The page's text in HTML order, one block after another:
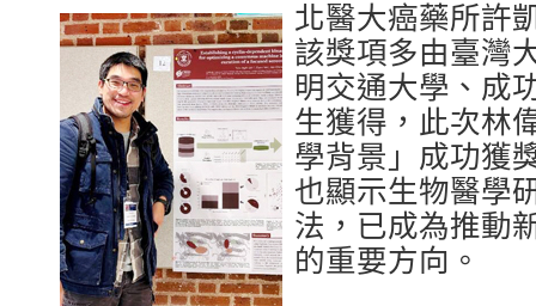
北醫大癌藥所許
該獎項多由臺灣
明交通大學、成
生獲得，此次林
學背景」成功獲
也顯示生物醫學
法，已成為推動
的重要方向。